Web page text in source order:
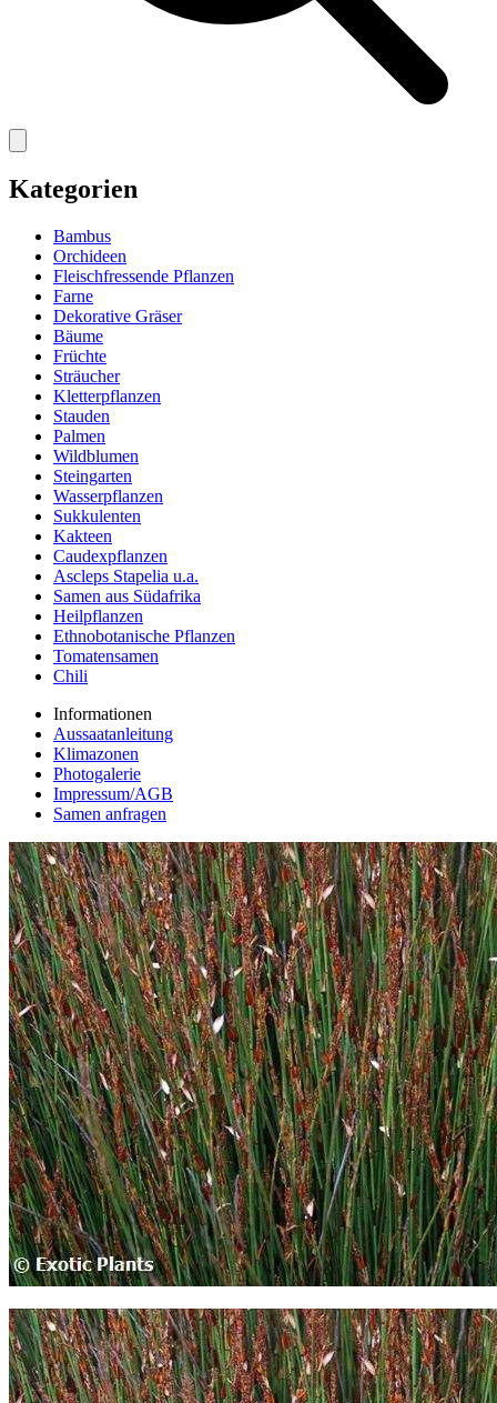
Kategorien
Bambus
Orchideen
Fleischfressende Pflanzen
Farne
Dekorative Gräser
Bäume
Früchte
Sträucher
Kletterpflanzen
Stauden
Palmen
Wildblumen
Steingarten
Wasserpflanzen
Sukkulenten
Kakteen
Caudexpflanzen
Ascleps Stapelia u.a.
Samen aus Südafrika
Heilpflanzen
Ethnobotanische Pflanzen
Tomatensamen
Chili
Informationen
Aussaatanleitung
Klimazonen
Photogalerie
Impressum/AGB
Samen anfragen